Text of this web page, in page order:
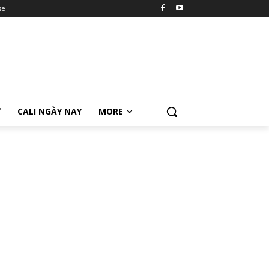
CALI NGÀY NAY MORE